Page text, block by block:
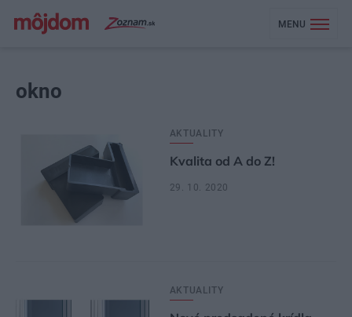
MENU
okno
AKTUALITY
Kvalita od A do Z!
29. 10. 2020
AKTUALITY